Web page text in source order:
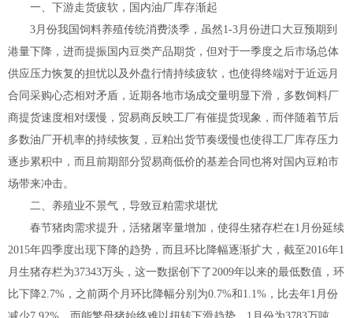
一、下游走货疲软，国内油厂库存渐起
3月份我国饲料养殖传统消费淡季，虽然1-3月份进口大豆预期到
港量下降，进而提振国内豆类产品期货，但对于一季度之后市场总体
供应压力恢复的担忧以及外盘行情持续疲软，也使得终端对于近远月
合同采购心态相对矛盾，近期各地市场成交量明显下滑，多数饲料厂
商提货速度相对缓慢，贸易商反映工厂有催提货现象，而伴随着节后
多数油厂开机率的持续恢复，豆粕出货节奏缓慢也使得工厂库存压力
逐步累积中，而且前期部分贸易商低价的基差合同也将对国内豆粕市
场带来冲击。
二、养殖业不景气，导致豆粕需求堪忧
春节猪肉需求提升，活猪屠宰量增加，使得生猪存栏在1月份延续
2015年四季度出现下降的趋势，而且环比降幅逐渐扩大，截至2016年1
月生猪存栏为37343万头，这一数据创下了2009年以来的最低数值，环
比下降2.7%，之前两个月环比降幅分别为0.7%和1.1%，比去年1月份